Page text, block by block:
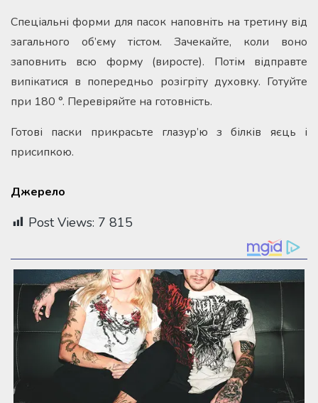
Спеціальні форми для пасок наповніть на третину від
загального об’єму тістом. Зачекайте, коли воно
заповнить всю форму (виросте). Потім відправте
випікатися в попередньо розігріту духовку. Готуйте
при 180 °. Перевіряйте на готовність.
Готові паски прикрасьте глазур’ю з білків яєць і
присипкою.
Джерело
Post Views: 7 815